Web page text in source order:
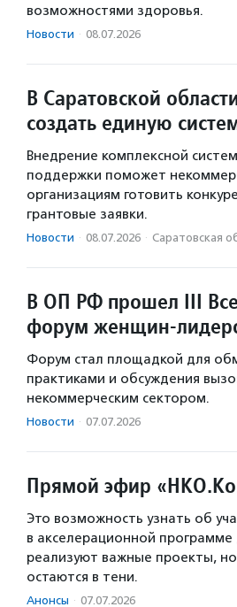
возможностями здоровья.
Новости · 08.07.2026
В Саратовской
создать единую
Внедрение комплексной
поддержки поможет
организациям готовить
грантовые заявки.
Новости · 08.07.2026 · Саратовская
В ОП РФ прошел III
форум женщин-
Форум стал площадкой для
практиками и обсуждения
некоммерческим сектором.
Новости · 07.07.2026
Прямой эфир
Это возможность узнать об
в акселерационной
реализуют важные проекты,
остаются в тени.
Анонсы · 07.07.2026